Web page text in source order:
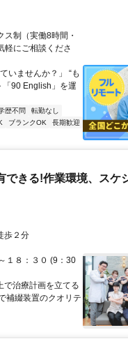
制（実働8時間・
軽にご相談くださ
いませんか？」 “も
「90 English」を運
歴不問
転勤なし
ブランクOK
長期歓迎
できる!作業環境、スケ
滝川町 徒歩２分
１８：３０ (9：30
治療計画を立てる
補綴装置のクオリテ